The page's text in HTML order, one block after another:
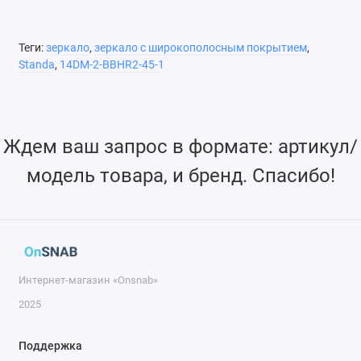
Теги:зеркало, зеркало с широкополосным покрытием,
Standa, 14DM-2-BBHR2-45-1
Ждем ваш запрос в формате: артикул/
модель товара, и бренд. Спасибо!
Интернет-магазин «Onsnab»
2025
Поддержка